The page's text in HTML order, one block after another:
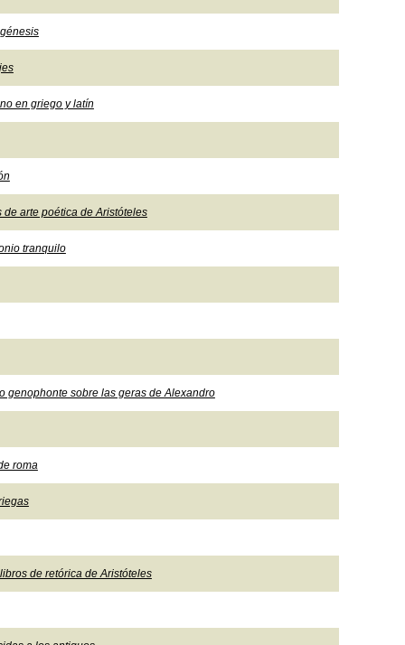
en griego y latín
arte poética de Aristóteles
tranquilo
genophonte sobre las geras de Alexandro
roma
de retórica de Aristóteles